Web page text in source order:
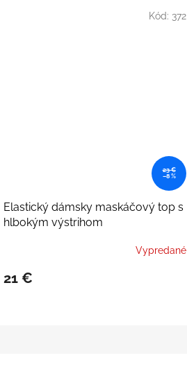
23 €
–8 %
Elastický dámsky maskáčový top s
hlbokým výstrihom
Vypredané
21 €
Kód: 372